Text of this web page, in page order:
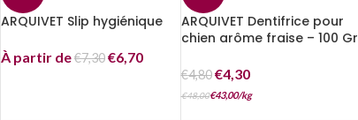
ARQUIVET Slip hygiénique
À partir de€7,30€6,70
ARQUIVET Dentifrice pour
chien arôme fraise – 100 Gr
€4,80 €4,30
€48,00€43,00/kg